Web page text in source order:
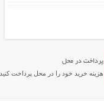
پرداخت در محل
هزینه خرید خود را در محل پرداخت کنید